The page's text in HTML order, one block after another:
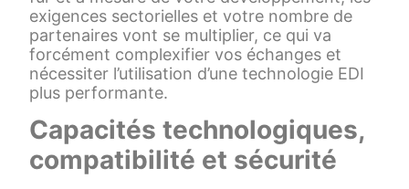
exigences sectorielles et votre nombre de
partenaires vont se multiplier, ce qui va
forcément complexifier vos échanges et
nécessiter l’utilisation d’une technologie EDI
plus performante.
Capacités technologiques,
compatibilité et sécurité